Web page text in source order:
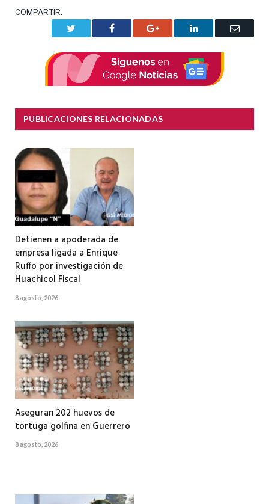
COMPARTIR.
Facebook Google+ LinkedIn
Correo
PUBLICACIONES RELACIONADAS
Detienen a apoderada de
empresa ligada a Enrique
Ruffo por investigación de
Huachicol Fiscal
8 agosto, 2026
Aseguran 202 huevos de
tortuga golfina en Guerrero
8 agosto, 2026